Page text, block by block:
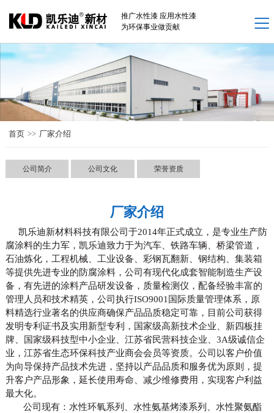
推广水性漆 应用水性漆
为环保事业做贡献
网站首页
水性工业漆产品 +
解决方案 +
联系我们 +
首页 >> 厂家介绍
公司简介 公司文化 荣誉资质
厂家介绍
凯乐迪新材料科技有限公司于2014年正式成立，是专业生产防
腐涂料的生力军，凯乐迪致力于为汽车、铁路车辆、桥梁管道，
石油炼化，工程机械、工业设备、彩钢瓦翻新、钢结构、集装箱
等提供先进专业的防腐涂料，公司有现代化成套智能制造生产设
备，有先进的涂料产品研发设备 ， 质量检测仪，配备经验丰富的
管理人员和技术精英，公司执行ISO9001国际质量管理体系，原
料精选行业著名的供应商确保产品品质稳定可靠，目前公司获得
发明专利证书及 实用新型专利 ， 国家级高新技术企业、 新四板挂
牌、国家级科技型中小企业、江苏省民营科技企业、3A级诚信企
业，江苏省生态环保科技产业商会会员等资质。公司以客户价值
为向导保持产品技术先进，坚持以产品品质和服务优为原则，提
升客户产品形象，延长使用寿命、减少维修费用，实现客户利益
最大化。
公司现有：水性环氧系列、水性氨基烤漆系列、水性聚氨酯